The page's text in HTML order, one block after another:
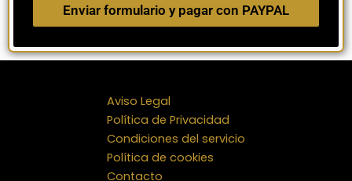
Enviar formulario y pagar con PAYPAL
Aviso Legal
Política de Privacidad
Condiciones del servicio
Política de cookies
Contacto